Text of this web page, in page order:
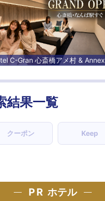
C-Gran 心斎橋アメ村 & Annex
結果一覧
クーポン Keep
PR ホテル